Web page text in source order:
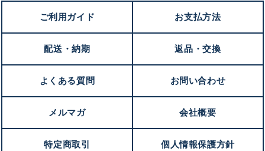
ご利用ガイド お支払方法
配送・納期 返品・交換
よくある質問 お問い合わせ
メルマガ 会社概要
特定商取引 個人情報保護方針